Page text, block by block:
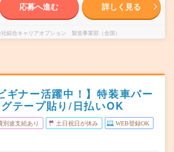
応募へ進む 詳しく見る
綜合キャリアオプション 製造事業部（全国）
ギナー活躍中！】特装車パー
テープ貼り/日払いOK
別途支給あり 土日祝日が休み WEB登録OK